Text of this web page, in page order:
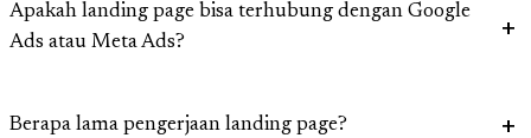
Apakah landing page bisa terhubung dengan Google
Ads atau Meta Ads?
Berapa lama pengerjaan landing page?